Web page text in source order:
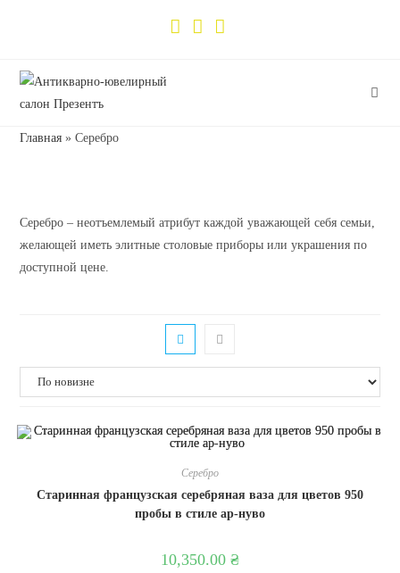
Главная »Серебро
Серебро – неотъемлемый атрибут каждой уважающей себя семьи,
желающей иметь элитные столовые приборы или украшения по
доступной цене.
Серебро
Старинная французская серебряная ваза для цветов 950
пробы в стиле ар-нуво
10,350.00 ₴